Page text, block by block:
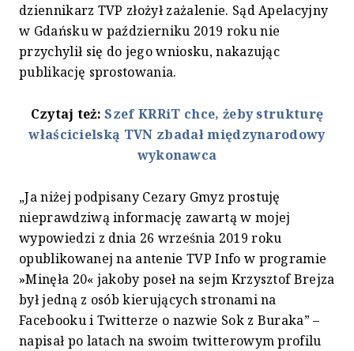
dziennikarz TVP złożył zażalenie. Sąd Apelacyjny
w Gdańsku w październiku 2019 roku nie
przychylił się do jego wniosku, nakazując
publikację sprostowania.
Czytaj też:Szef KRRiT chce, żeby strukturę
właścicielską TVN zbadał międzynarodowy
wykonawca
„Ja niżej podpisany Cezary Gmyz prostuję
nieprawdziwą informację zawartą w mojej
wypowiedzi z dnia 26 września 2019 roku
opublikowanej na antenie TVP Info w programie
»Minęła 20« jakoby poseł na sejm Krzysztof Brejza
był jedną z osób kierujących stronami na
Facebooku i Twitterze o nazwie Sok z Buraka” –
napisał po latach na swoim twitterowym profilu